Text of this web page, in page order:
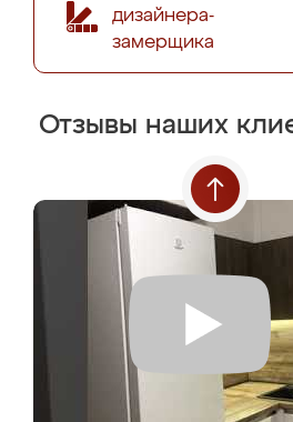
дизайнера-
замерщика
Отзывы наших